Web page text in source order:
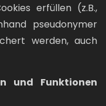
erfüllen (z.B.,
pseudonymer
werden, auch
und Funktionen